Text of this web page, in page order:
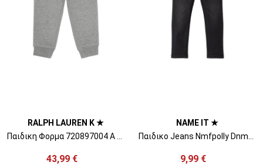
RALPH LAUREN K ★
Παιδικη Φορμα 720897004 A 941 grey
43,99 €
NAME IT ★
Παιδικο Jeans Nmfpolly Dnma1Tindy Pant Camp 13206152 BS000031 Black Denim
9,99 €